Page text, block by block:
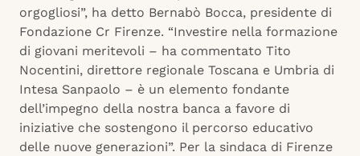
orgogliosi”, ha detto Bernabò Bocca, presidente di
Fondazione Cr Firenze. “Investire nella formazione
di giovani meritevoli – ha commentato Tito
Nocentini, direttore regionale Toscana e Umbria di
Intesa Sanpaolo – è un elemento fondante
dell’impegno della nostra banca a favore di
iniziative che sostengono il percorso educativo
delle nuove generazioni”. Per la sindaca di Firenze